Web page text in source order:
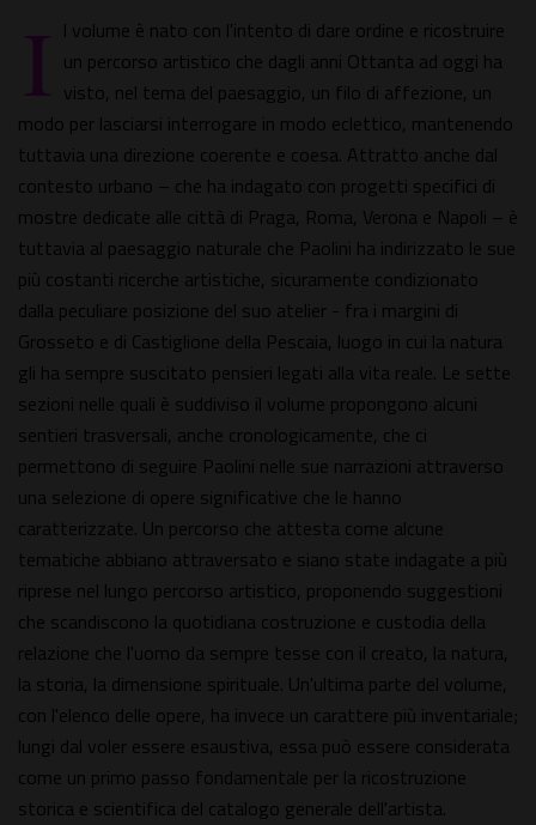
I l volume è nato con l'intento di dare ordine e ricostruire
un percorso artistico che dagli anni Ottanta ad oggi ha
visto, nel tema del paesaggio, un filo di affezione, un
modo per lasciarsi interrogare in modo eclettico, mantenendo
tuttavia una direzione coerente e coesa. Attratto anche dal
contesto urbano – che ha indagato con progetti specifici di
mostre dedicate alle città di Praga, Roma, Verona e Napoli – è
tuttavia al paesaggio naturale che Paolini ha indirizzato le sue
più costanti ricerche artistiche, sicuramente condizionato
dalla peculiare posizione del suo atelier - fra i margini di
Grosseto e di Castiglione della Pescaia, luogo in cui la natura
gli ha sempre suscitato pensieri legati alla vita reale. Le sette
sezioni nelle quali è suddiviso il volume propongono alcuni
sentieri trasversali, anche cronologicamente, che ci
permettono di seguire Paolini nelle sue narrazioni attraverso
una selezione di opere significative che le hanno
caratterizzate. Un percorso che attesta come alcune
tematiche abbiano attraversato e siano state indagate a più
riprese nel lungo percorso artistico, proponendo suggestioni
che scandiscono la quotidiana costruzione e custodia della
relazione che l'uomo da sempre tesse con il creato, la natura,
la storia, la dimensione spirituale. Un'ultima parte del volume,
con l'elenco delle opere, ha invece un carattere più inventariale;
lungi dal voler essere esaustiva, essa può essere considerata
come un primo passo fondamentale per la ricostruzione
storica e scientifica del catalogo generale dell'artista.